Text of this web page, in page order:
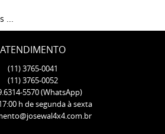
...
ATENDIMENTO
(11)3765-0041
(11)3765-0052
5570(WhatsApp)
h de segunda à sexta